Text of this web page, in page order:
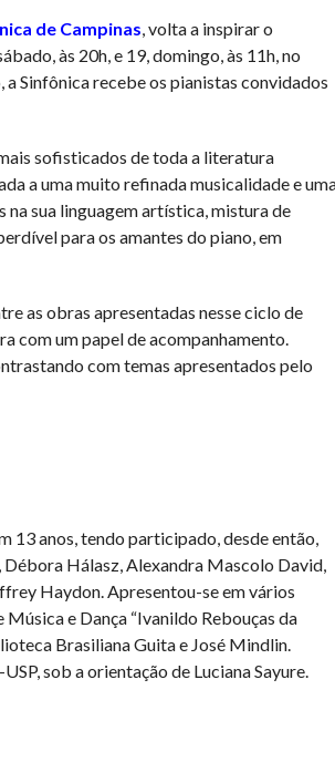
de Campinas, volta a inspirar o
às 20h, e 19, domingo, às 11h, no
Sinfônica recebe os pianistas convidados
sofisticados de toda a literatura
a uma muito refinada musicalidade e
na sua linguagem artística, mistura de
para os amantes do piano, em
as obras apresentadas nesse ciclo de
com um papel de acompanhamento.
com temas apresentados pelo
13 anos, tendo participado, desde então,
Hálasz, Alexandra Mascolo David,
Haydon. Apresentou-se em vários
e Dança “Ivanildo Rebouças da
Brasiliana Guita e José Mindlin.
sob a orientação de Luciana Sayure.